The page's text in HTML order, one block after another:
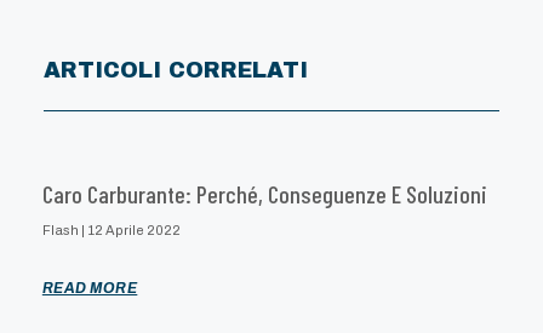
ARTICOLI CORRELATI
Caro Carburante: Perché, Conseguenze E Soluzioni
Flash 12 Aprile 2022
READ MORE